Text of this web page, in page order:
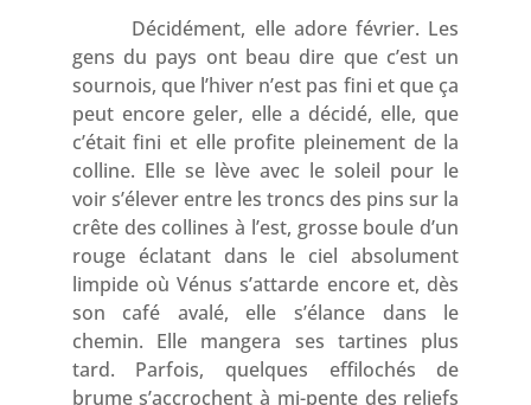
Décidément, elle adore février. Les
gens du pays ont beau dire que c’est un
sournois, que l’hiver n’est pas fini et que ça
peut encore geler, elle a décidé, elle, que
c’était fini et elle profite pleinement de la
colline. Elle se lève avec le soleil pour le
voir s’élever entre les troncs des pins sur la
crête des collines à l’est, grosse boule d’un
rouge éclatant dans le ciel absolument
limpide où Vénus s’attarde encore et, dès
son café avalé, elle s’élance dans le
chemin. Elle mangera ses tartines plus
tard. Parfois, quelques effilochés de
brume s’accrochent à mi-pente des reliefs